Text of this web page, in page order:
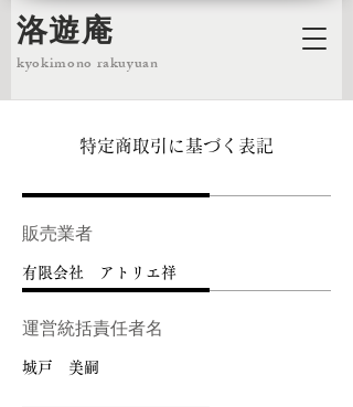
洛遊庵
kyokimono rakuyuan
特定商取引に基づく表記
販売業者
有限会社 アトリエ祥
運営統括責任者名
城戸 美嗣